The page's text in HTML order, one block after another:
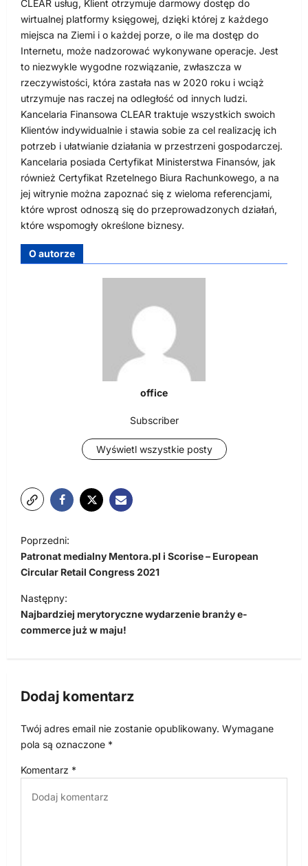
CLEAR usług, Klient otrzymuje darmowy dostęp do
wirtualnej platformy księgowej, dzięki której z każdego
miejsca na Ziemi i o każdej porze, o ile ma dostęp do
Internetu, może nadzorować wykonywane operacje. Jest
to niezwykle wygodne rozwiązanie, zwłaszcza w
rzeczywistości, która zastała nas w 2020 roku i wciąż
utrzymuje nas raczej na odległość od innych ludzi.
Kancelaria Finansowa CLEAR traktuje wszystkich swoich
Klientów indywidualnie i stawia sobie za cel realizację ich
potrzeb i ułatwianie działania w przestrzeni gospodarczej.
Kancelaria posiada Certyfikat Ministerstwa Finansów, jak
również Certyfikat Rzetelnego Biura Rachunkowego, a na
jej witrynie można zapoznać się z wieloma referencjami,
które wprost odnoszą się do przeprowadzonych działań,
które wspomogły określone biznesy.
O autorze
office
Subscriber
Wyświetl wszystkie posty
N
a
w
i
g
a
a
w
p
i
Poprzedni:
Patronat medialny Mentora.pl i Scorise – European
Circular Retail Congress 2021
Następny:
Najbardziej merytoryczne wydarzenie branży e-
commerce już w maju!
Dodaj komentarz
Twój adres email nie zostanie opublikowany. Wymagane
pola są oznaczone *
Komentarz *